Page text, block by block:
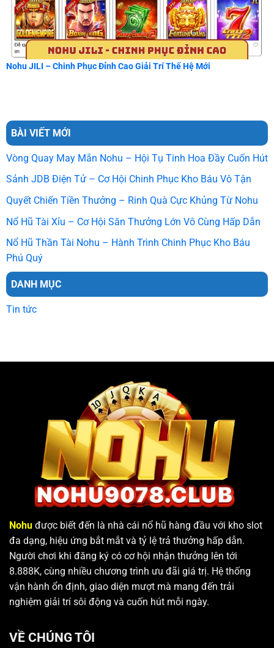
Nohu JILI – Chinh Phục Đỉnh Cao Giải Trí Thế Hệ Mới
BÀI VIẾT MỚI
Vòng Quay May Mắn Nohu – Hội Tụ Tinh Hoa Đầy Cuốn Hút
Sảnh JDB Điện Tử – Cơ Hội Chinh Phục Kho Báu Vô Tận
Quyết Chiến Tiền Thưởng – Rinh Quà Cực Khủng Từ Nohu
Nổ Hũ Tài Xỉu – Cơ Hội Săn Thưởng Lớn Vô Cùng Hấp Dẫn
Nổ Hũ Thần Tài Nohu – Hành Trình Chinh Phục Kho Báu
Phú Quý
DANH MỤC
Tin tức
Nohu được biết đến là nhà cái nổ hũ hàng đầu với kho slot
đa dạng, hiệu ứng bắt mắt và tỷ lệ trả thưởng hấp dẫn.
Người chơi khi đăng ký có cơ hội nhận thưởng lên tới
8.888K, cùng nhiều chương trình ưu đãi giá trị. Hệ thống
vận hành ổn định, giao diện mượt mà mang đến trải
nghiệm giải trí sôi động và cuốn hút mỗi ngày.
VỀ CHÚNG TÔI